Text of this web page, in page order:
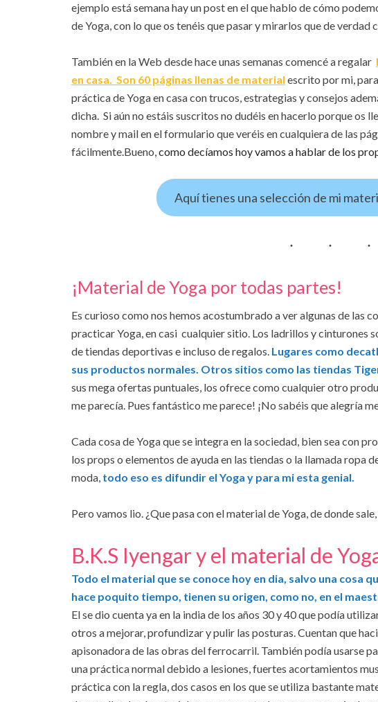
ejemplo está semana hay un post en el que hablo de cómo
de Yoga, con lo que os tenéis que pasar y mirarlos que de verdad
También en la Web desde hace unas semanas comencé a regalar
en casa. Son 60 páginas llenas de material escrito por mi,
práctica de Yoga en casa con trucos, estrategias y consejos
dicha. Si aún no estáis suscritos no dudéis en hacerlo porque os
nombre y mail en el formulario que veréis en cualquiera de las
fácilmente.Bueno,como decíamos hoy vamos a hablar de los
Aquí tienes una selección de mi
¡Material de Yoga por todas partes!
Es curioso como nos hemos acostumbrado a ver algunas de las
practicar Yoga, en casi cualquier sitio. Los ladrillos y cinturones
de tiendas deportivas e incluso de regalos. Lugares como
sus productos normales. Otros sitios como las tiendas
sus mega ofertas puntuales, los ofrece como cualquier otro
me parecía. Pues fantástico me parece! ¡No sabéis que alegría
Cada cosa de Yoga que se integra en la sociedad, bien sea con
los props o elementos de ayuda en las tiendas o la llamada ropa
moda, todo eso es difundir el Yoga y para mi esta genial.
Pero vamos lio. ¿Que pasa con el material de Yoga, de donde sale,
B.K.S Iyengar y el material de
Todo el material que se conoce hoy en dia, salvo una cosa
hace poquito tiempo, tienen su origen, como no, en el
El se dio cuenta ya en la india de los años 30 y 40 que podía
otros a mejorar, profundizar y pulir las posturas. Cuentan que
apisonadora de las obras del ferrocarril. También podía usarse
una práctica normal debido a lesiones, fuertes acortamientos
práctica con la regla, dos casos en los que se utiliza bastante